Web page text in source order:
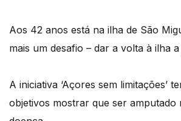
Aos 42 anos está na ilha de São
mais um desafio – dar a volta à ilha
A iniciativa ‘Açores sem limitações’
objetivos mostrar que ser amputado